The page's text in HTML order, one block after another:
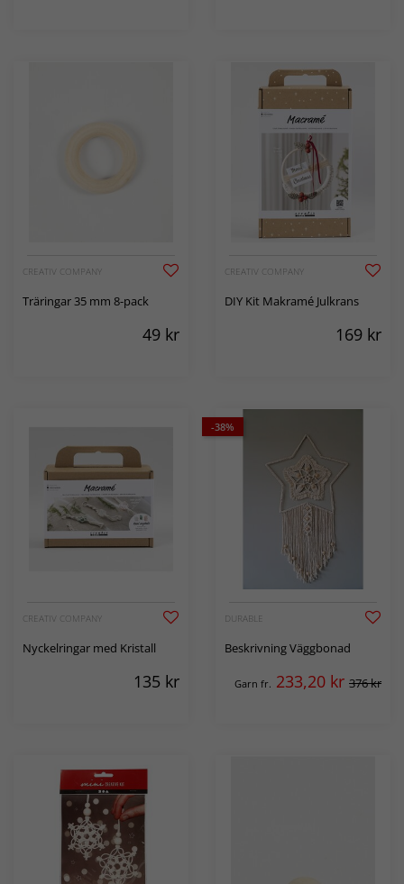
CREATIV COMPANY
Träringar 35 mm 8-pack
49 kr
CREATIV COMPANY
DIY Kit Makramé Julkrans
169 kr
CREATIV COMPANY
Nyckelringar med Kristall
135 kr
-38%
DURABLE
Beskrivning Väggbonad
Garn fr. 233,20 kr 376 kr